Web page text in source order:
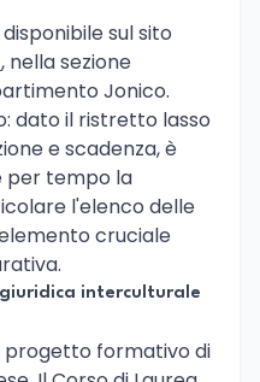
sul sito
, nella sezione
Jonico.
dato il ristretto lasso
e scadenza, è
per tempo la
l'elenco delle
cruciale
interculturale
progetto formativo di